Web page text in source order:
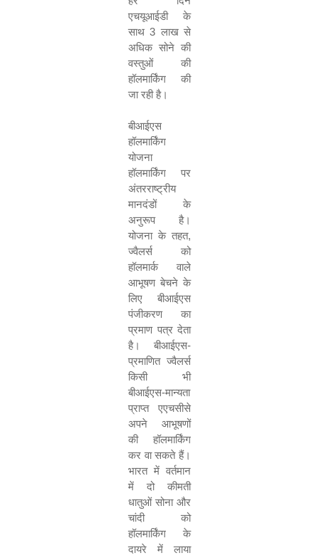
एचयूआईडी
के
साथ3 लाख से
अधिक सोने की
वस्तुओं की
हॉलमार्किंग की
जा रही है।
बीआईएस
हॉलमार्किंग
योजना
हॉलमार्किंग पर
अंतरराष्ट्रीय
मानदंडों के
अनुरूप है।
योजना के तहत,
ज्वैलर्स को
हॉलमार्क वाले
आभूषण बेचने के
लिए बीआईएस
पंजीकरण का
प्रमाण पत्र देता
है। बीआईएस-
प्रमाणित ज्वैलर्स
किसी भी
बीआईएस-मान्यता
प्राप्त एएचसीसे
अपने आभूषणों
की हॉलमार्किंग
कर वा सकते हैं।
भारत में वर्तमान
में दो कीमती
धातुओं सोना और
चांदी को
हॉलमार्किंग के
दायरे में लाया